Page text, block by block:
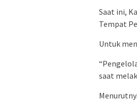
Saat ini,
Tempat
Untuk
saat